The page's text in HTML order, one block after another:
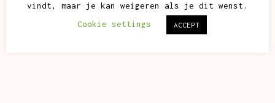
vindt, maar je kan weigeren als je dit wenst.
Cookie settings
ACCEPT